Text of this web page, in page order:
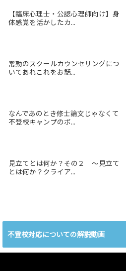
【臨床心理士・公認心理師向け】身
体感覚を活かしたカ...
常勤のスクールカウンセリングにつ
いてあれこれをお話...
なんであのとき修士論文じゃなくて
不登校キャンプのボ...
見立てとは何か？その２ 〜見立て
とは何か？クライア...
不登校対応についての解説動画